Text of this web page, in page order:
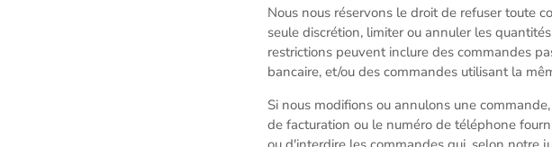
Nous nous réservons le droit de refuser toute
seule discrétion, limiter ou annuler les
restrictions peuvent inclure des commandes
bancaire, et/ou des commandes utilisant la
Si nous modifions ou annulons une
de facturation ou le numéro de téléphone